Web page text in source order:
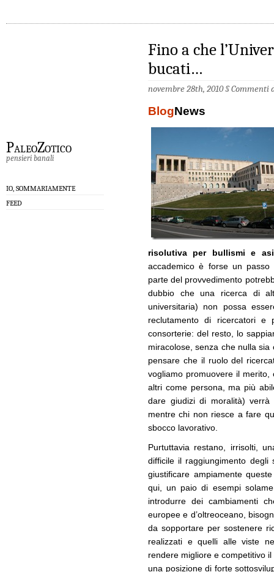
PaleoZotico
pensieri banali
IO, SOMMARIAMENTE
FEED
Fino a che
bucati…
novembre 28th, 2010 §Commenti
BlogNews
risolutiva per bullismi e
accademico è forse un passo
parte del provvedimento
dubbio che una ricerca di
universitaria) non possa
reclutamento di ricercatori
consorterie: del resto, lo
miracolose, senza che nulla sia
pensare che il ruolo del
vogliamo promuovere il
altri come persona, ma più
dare giudizi di moralità) verrà
mentre chi non riesce a fare
sbocco lavorativo.
Purtuttavia restano, irrisolti,
difficile il raggiungimento
giustificare ampiamente
qui, un paio di esempi
introdurre dei cambiamenti
europee e d’oltreoceano,
da sopportare per sostenere
realizzati e quelli alle viste
rendere migliore e competitivo
una posizione di forte